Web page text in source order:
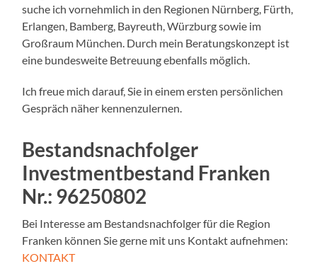
suche ich vornehmlich in den Regionen Nürnberg, Fürth,
Erlangen, Bamberg, Bayreuth, Würzburg sowie im
Großraum München. Durch mein Beratungskonzept ist
eine bundesweite Betreuung ebenfalls möglich.
Ich freue mich darauf, Sie in einem ersten persönlichen
Gespräch näher kennenzulernen.
Bestandsnachfolger
Investmentbestand Franken
Nr.: 96250802
Bei Interesse am Bestandsnachfolger für die Region
Franken können Sie gerne mit uns Kontakt aufnehmen:
KONTAKT